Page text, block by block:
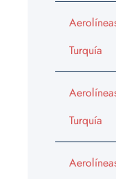
Turquía
Turquía